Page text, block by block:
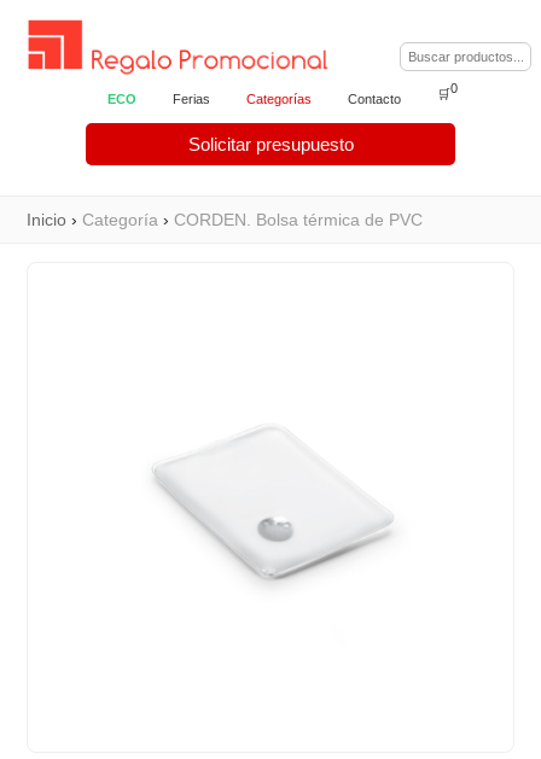
ECO Ferias Categorías Contacto
Solicitar presupuesto
🛒0
Inicio ›Categoría ›CORDEN. Bolsa térmica de PVC